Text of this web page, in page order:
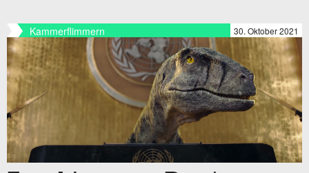
Kammerflimmern 30. Oktober 2021